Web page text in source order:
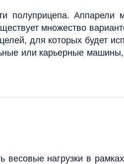
полуприцепа. Аппарели
множество
для которых будет
или карьерные
нагрузки в